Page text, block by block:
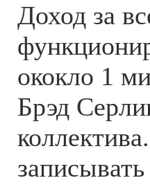
Доход за
ококло 1
Брэд